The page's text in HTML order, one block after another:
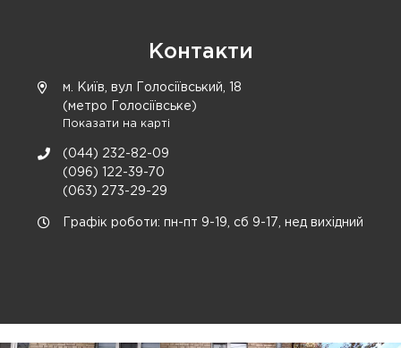
Контакти
м. Київ, вул Голосіївський, 18
(метро Голосіївське)
Показати на карті
(044) 232-82-09
(096) 122-39-70
(063) 273-29-29
Графік роботи: пн-пт 9-19, сб 9-17, нед вихідний